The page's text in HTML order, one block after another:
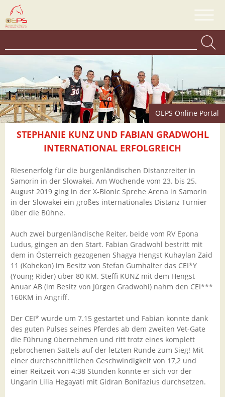
OEPS Online Portal
STEPHANIE KUNZ UND FABIAN GRADWOHL
INTERNATIONAL ERFOLGREICH
Riesenerfolg für die burgenländischen Distanzreiter in
Samorin in der Slowakei. Am Wochende vom 23. bis 25.
August 2019 ging in der X-Bionic Sprehe Arena in Samorin
in der Slowakei ein großes internationales Distanz Turnier
über die Bühne.
Auch zwei burgenländische Reiter, beide vom RV Epona
Ludus, gingen an den Start. Fabian Gradwohl bestritt mit
dem in Österreich gezogenen Shagya Hengst Kuhaylan Zaid
11 (Kohekon) im Besitz von Stefan Gumhalter das CEI*Y
(Young Rider) über 80 KM. Steffi KUNZ mit dem Hengst
Anuar AB (im Besitz von Jürgen Gradwohl) nahm den CEI***
160KM in Angriff.
Der CEI* wurde um 7.15 gestartet und Fabian konnte dank
des guten Pulses seines Pferdes ab dem zweiten Vet-Gate
die Führung übernehmen und ritt trotz eines komplett
gebrochenen Sattels auf der letzten Runde zum Sieg! Mit
einer durchschnittlichen Geschwindigkeit von 17,2 und
einer Reitzeit von 4:38 Stunden konnte er sich vor der
Ungarin Lilia Hegayati mit Gidran Bonifazius durchsetzen.